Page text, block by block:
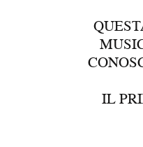
IL